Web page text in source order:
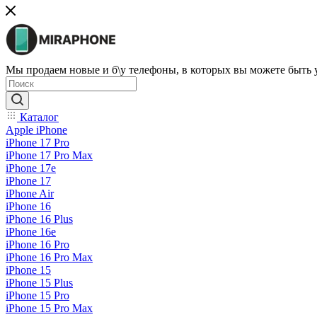
Мы продаем новые и б\у телефоны, в которых вы можете быть
Каталог
Apple iPhone
iPhone 17 Pro
iPhone 17 Pro Max
iPhone 17e
iPhone 17
iPhone Air
iPhone 16
iPhone 16 Plus
iPhone 16e
iPhone 16 Pro
iPhone 16 Pro Max
iPhone 15
iPhone 15 Plus
iPhone 15 Pro
iPhone 15 Pro Max